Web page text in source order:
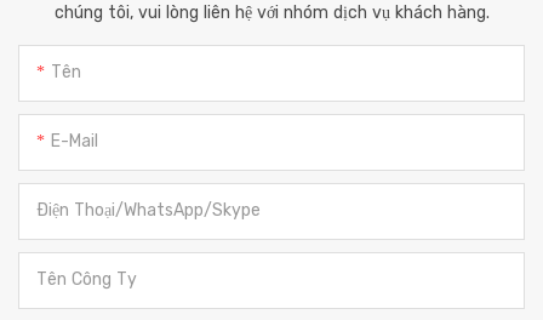
chúng tôi, vui lòng liên hệ với nhóm dịch vụ khách hàng.
Tên
E-Mail
Điện Thoại/WhatsApp/Skype
Tên Công Ty